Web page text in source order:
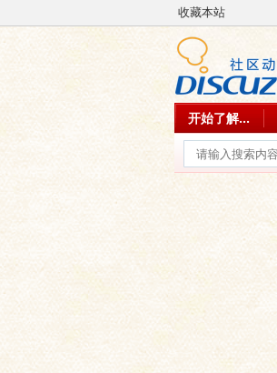
收藏本站
开始了解...